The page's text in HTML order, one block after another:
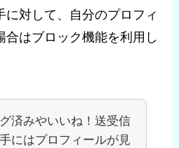
に対して、自分のプロフィ
合はブロック機能を利用し
済みやいいね！送受信
にはプロフィールが見